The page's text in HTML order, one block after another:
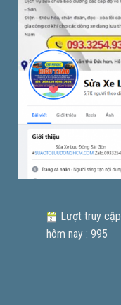
Lượt truy cập
hôm nay : 995